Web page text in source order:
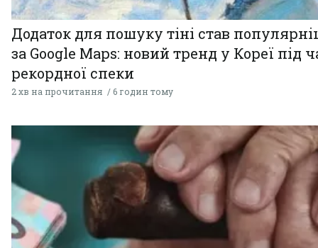
Додаток для пошуку тіні став
за Google Maps: новий тренд у Кореї під
рекордної спеки
2 хв на прочитання 6 годин тому